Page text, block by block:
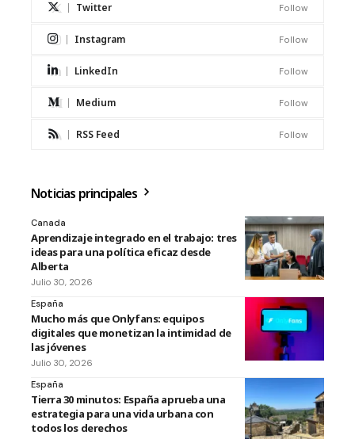
Twitter Follow
Instagram Follow
LinkedIn Follow
Medium Follow
RSS Feed Follow
Noticias principales
Canada
Aprendizaje integrado en el trabajo: tres
ideas para una política eficaz desde
Alberta
Julio 30, 2026
España
Mucho más que Onlyfans: equipos
digitales que monetizan la intimidad de
las jóvenes
Julio 30, 2026
España
Tierra 30 minutos: España aprueba una
estrategia para una vida urbana con
todos los derechos